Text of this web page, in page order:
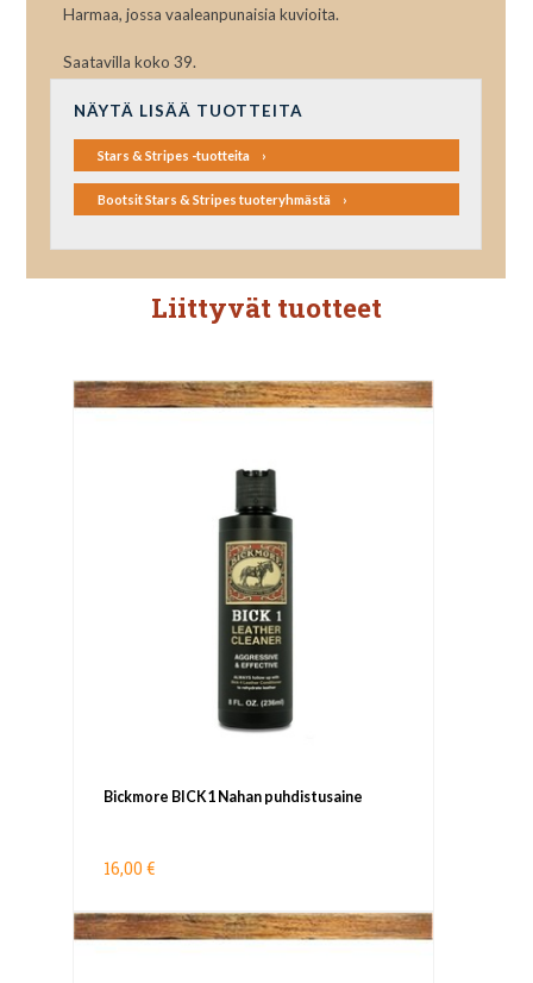
Harmaa, jossa vaaleanpunaisia kuvioita.
Saatavilla koko 39.
NÄYTÄ LISÄÄ TUOTTEITA
Stars & Stripes -tuotteita
Bootsit Stars & Stripes tuoteryhmästä
Liittyvät tuotteet
Bickmore BICK1 Nahan puhdistusaine
16,00 €